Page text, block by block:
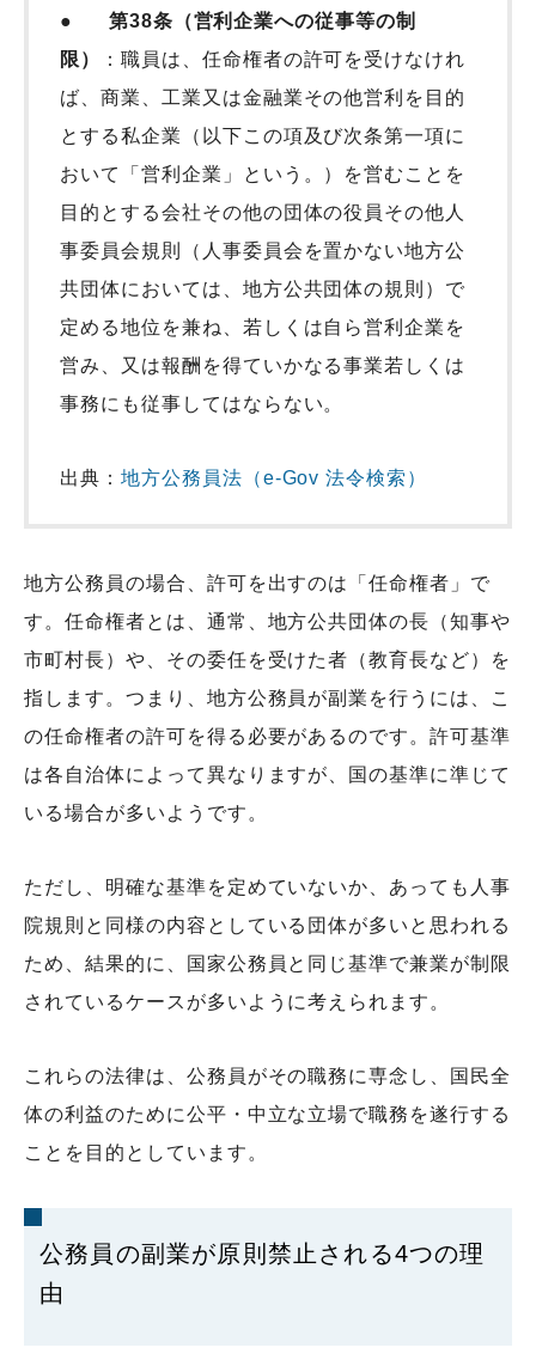
● 第38条（営利企業への従事等の制
限）
：職員は、任命権者の許可を受けなけれ
ば、商業、工業又は金融業その他営利を目的
とする私企業（以下この項及び次条第一項に
おいて「営利企業」という。）を営むことを
目的とする会社その他の団体の役員その他人
事委員会規則（人事委員会を置かない地方公
共団体においては、地方公共団体の規則）で
定める地位を兼ね、若しくは自ら営利企業を
営み、又は報酬を得ていかなる事業若しくは
事務にも従事してはならない。
出典： 地方公務員法（e-Gov 法令検索）
地方公務員の場合、許可を出すのは「任命権者」で
す。任命権者とは、通常、地方公共団体の長（知事や
市町村長）や、その委任を受けた者（教育長など）を
指します。つまり、地方公務員が副業を行うには、こ
の任命権者の許可を得る必要があるのです。許可基準
は各自治体によって異なりますが、国の基準に準じて
いる場合が多いようです。
ただし、明確な基準を定めていないか、あっても人事
院規則と同様の内容としている団体が多いと思われる
ため、結果的に、国家公務員と同じ基準で兼業が制限
されているケースが多いように考えられます。
これらの法律は、公務員がその職務に専念し、国民全
体の利益のために公平・中立な立場で職務を遂行する
ことを目的としています。
公務員の副業が原則禁止される4つの理
由